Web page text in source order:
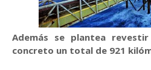
Además se plantea
concreto un total de 921